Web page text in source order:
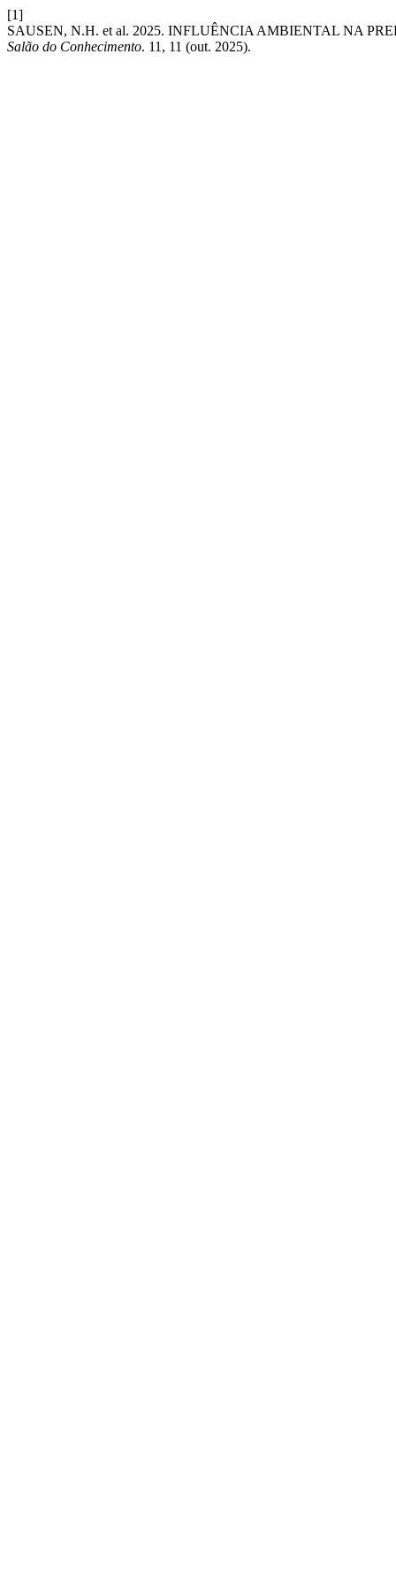
[1]
SAUSEN, N.H. et al. 2025. INFLUÊNCIA AMBIENTAL NA
Salão do Conhecimento. 11, 11 (out. 2025).